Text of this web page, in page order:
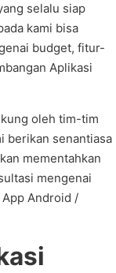
selalu siap
kami bisa
budget, fitur-
Aplikasi
oleh tim-tim
berikan senantiasa
mementahkan
mengenai
Android /